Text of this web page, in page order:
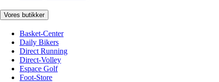
Vores butikker
Basket-Center
Daily Bikers
Direct Running
Direct-Volley
Espace Golf
Foot-Store